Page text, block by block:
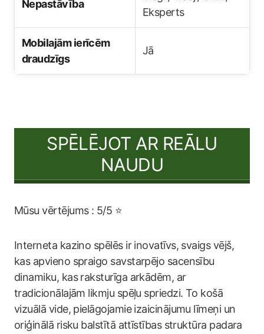
Nepastāvība
Eksperts
Mobilajām ierīcēm
draudzīgs
Jā
SPĒLĒJOT AR REĀLU
NAUDU
Mūsu vērtējums : 5/5 ⭐
Interneta kazino spēlēs ir inovatīvs, svaigs vējš,
kas apvieno spraigo savstarpējo sacensību
dinamiku, kas raksturīga arkādēm, ar
tradicionālajām likmju spēļu spriedzi. To košā
vizuālā vide, pielāgojamie izaicinājumu līmeņi un
oriģinālā risku balstītā attīstības struktūra padara